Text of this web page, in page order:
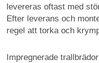
levereras oftast med
Efter leverans och
regel att torka och
Impregnerade